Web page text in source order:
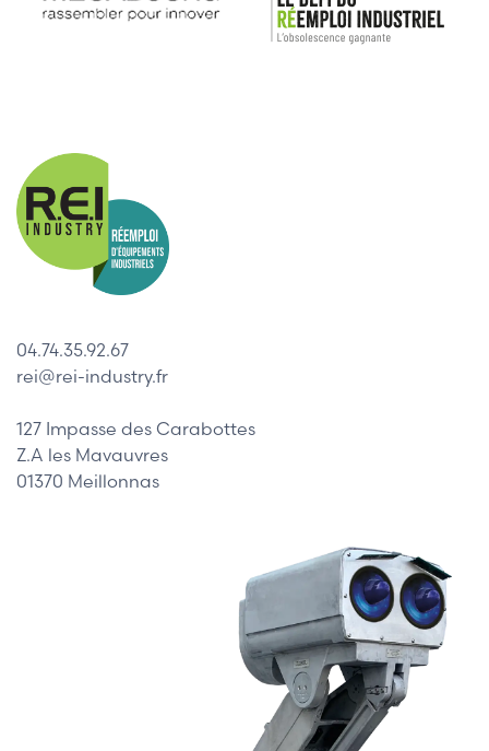
04.74.35.92.67
rei@rei-industry.fr
127 Impasse des Carabottes
Z.A les Mavauvres
01370 Meillonnas